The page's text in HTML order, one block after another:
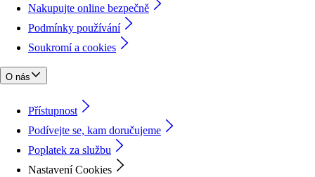
Nakupujte online bezpečně
Podmínky používání
Soukromí a cookies
O nás
Přístupnost
Podívejte se, kam doručujeme
Poplatek za službu
Nastavení Cookies